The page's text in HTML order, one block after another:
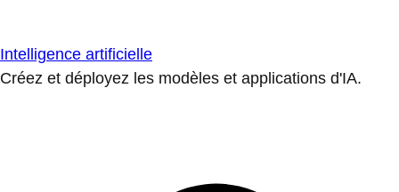
Intelligence artificielle
Créez et déployez les modèles et applications d'IA.